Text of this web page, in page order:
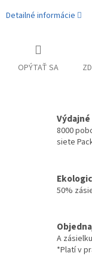
Detailné informácie
OPÝTAŤ SA
8000
siete
50%
A
*Platí v